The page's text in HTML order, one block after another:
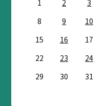
1 2 3
8
9 10
15
16 17
22
23 24
29
30 31